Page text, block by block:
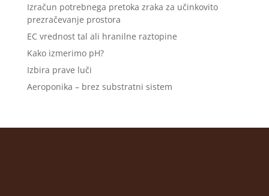
Izračun potrebnega pretoka zraka za učinkovito
prezračevanje prostora
EC vrednost tal ali hranilne raztopine
Kako izmerimo pH?
Izbira prave luči
Aeroponika – brez substratni sistem